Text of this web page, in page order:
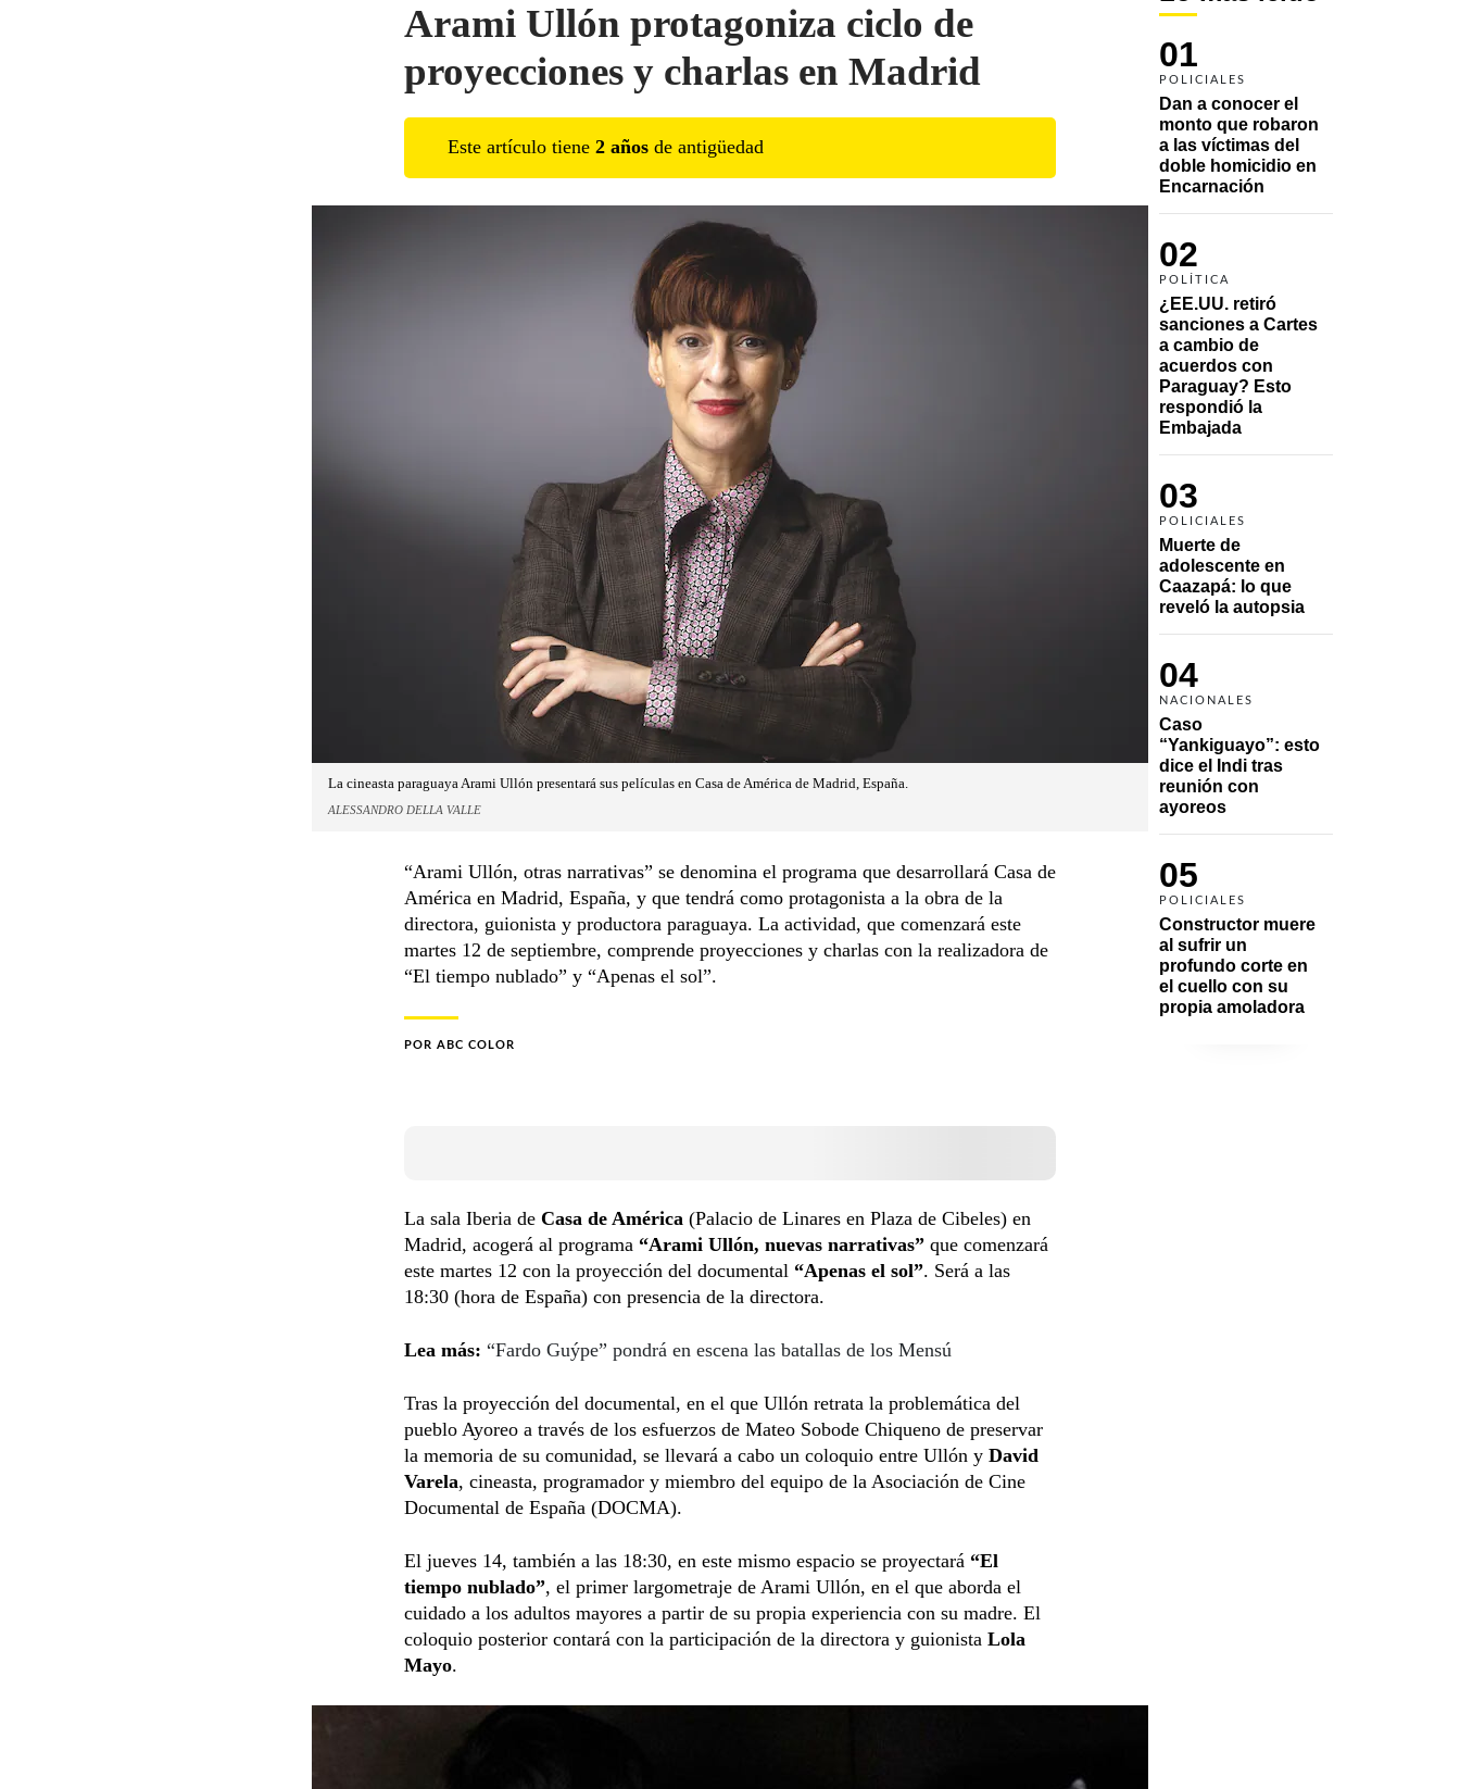
01
POLICIALES
Dan a conocer el
monto que robaron
a las víctimas del
doble homicidio en
Encarnación
02
POLÍTICA
¿EE.UU. retiró
sanciones a Cartes
a cambio de
acuerdos con
Paraguay? Esto
respondió la
Embajada
03
POLICIALES
Muerte de
adolescente en
Caazapá: lo que
reveló la autopsia
04
NACIONALES
Caso
“Yankiguayo”: esto
dice el Indi tras
reunión con
ayoreos
05
POLICIALES
Constructor muere
al sufrir un
profundo corte en
el cuello con su
propia amoladora
Arami Ullón protagoniza ciclo de
proyecciones y charlas en Madrid
Este artículo tiene 2 años de antigüedad
La cineasta paraguaya Arami Ullón presentará sus películas en Casa de América de Madrid, España.
ALESSANDRO DELLA VALLE
“Arami Ullón, otras narrativas” se denomina el programa que desarrollará Casa de
América en Madrid, España, y que tendrá como protagonista a la obra de la
directora, guionista y productora paraguaya. La actividad, que comenzará este
martes 12 de septiembre, comprende proyecciones y charlas con la realizadora de
“El tiempo nublado” y “Apenas el sol”.
POR ABC COLOR
La sala Iberia de Casa de América (Palacio de Linares en Plaza de Cibeles) en
Madrid, acogerá al programa “Arami Ullón, nuevas narrativas” que comenzará
este martes 12 con la proyección del documental “Apenas el sol”. Será a las
18:30 (hora de España) con presencia de la directora.
Lea más: “Fardo Guýpe” pondrá en escena las batallas de los Mensú
Tras la proyección del documental, en el que Ullón retrata la problemática del
pueblo Ayoreo a través de los esfuerzos de Mateo Sobode Chiqueno de preservar
la memoria de su comunidad, se llevará a cabo un coloquio entre Ullón y David
Varela, cineasta, programador y miembro del equipo de la Asociación de Cine
Documental de España (DOCMA).
El jueves 14, también a las 18:30, en este mismo espacio se proyectará “El
tiempo nublado”, el primer largometraje de Arami Ullón, en el que aborda el
cuidado a los adultos mayores a partir de su propia experiencia con su madre. El
coloquio posterior contará con la participación de la directora y guionista Lola
Mayo.